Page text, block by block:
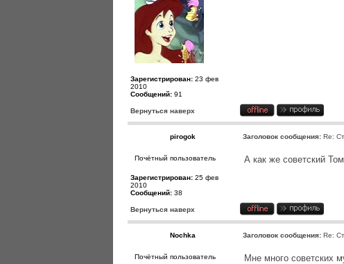
Зарегистрирован: 23 фев
2010
Сообщений: 91
Вернуться наверх
pirogok Заголовок сообщения: Re:
Почётный пользователь
Зарегистрирован: 25 фев
2010
Сообщений: 38
А как же советский
Вернуться наверх
Nochka Заголовок сообщения: Re:
Почётный пользователь Мне много советских